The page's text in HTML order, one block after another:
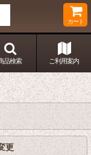
カート
品検索 ご利用案内
更 閉じる